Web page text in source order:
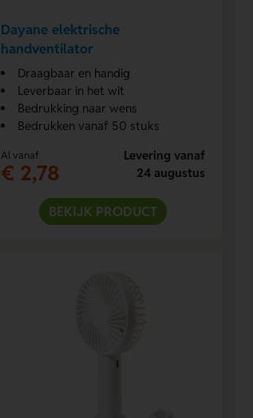
Dayane elektrische
handventilator
Draagbaar en handig
Leverbaar in het wit
Bedrukking naar wens
Bedrukken vanaf 50 stuks
Al vanaf
€ 2,78
Levering vanaf
24 augustus
BEKIJK PRODUCT